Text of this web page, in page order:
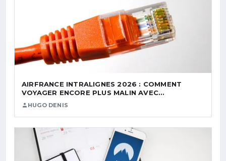
AIRFRANCE INTRALIGNES 2026 : COMMENT
VOYAGER ENCORE PLUS MALIN AVEC…
HUGO DENIS